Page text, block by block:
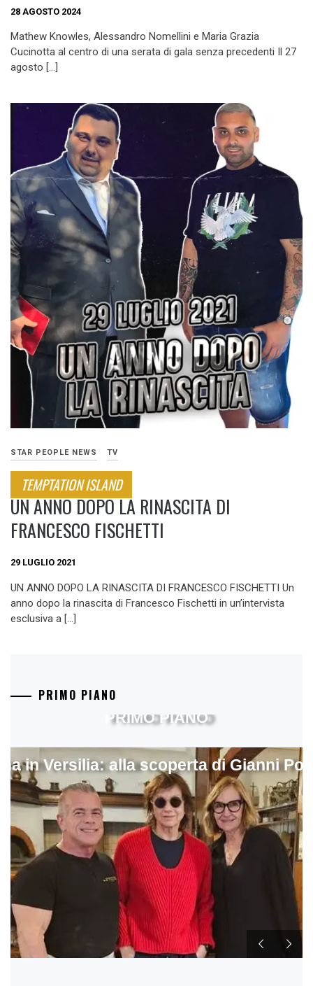
28 AGOSTO 2024
Mathew Knowles, Alessandro Nomellini e Maria Grazia
Cucinotta al centro di una serata di gala senza precedenti Il 27
agosto […]
STAR PEOPLE NEWS TV
TEMPTATION ISLAND
UN ANNO DOPO LA RINASCITA DI
FRANCESCO FISCHETTI
29 LUGLIO 2021
UN ANNO DOPO LA RINASCITA DI FRANCESCO FISCHETTI Un
anno dopo la rinascita di Francesco Fischetti in un’intervista
esclusiva a […]
PRIMO PIANO
in Versilia: alla scoperta di Gianni
PRIMO PIANO